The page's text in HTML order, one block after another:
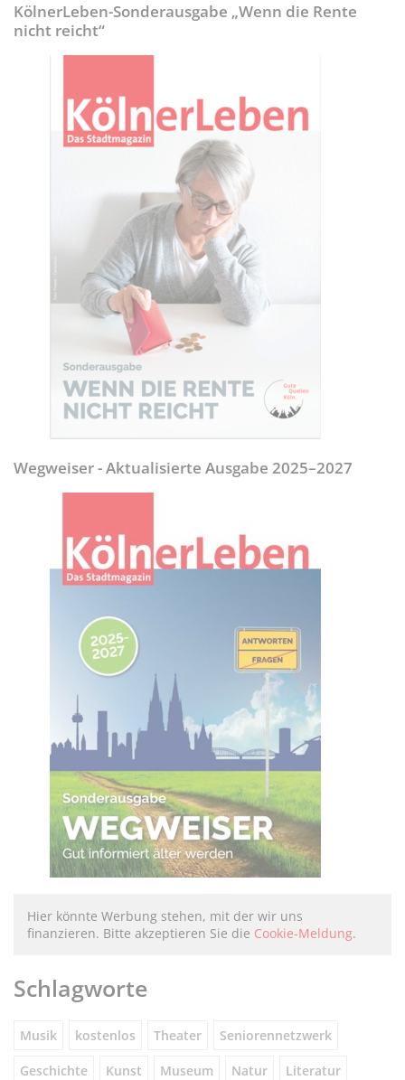
KölnerLeben-Sonderausgabe „Wenn die Rente
nicht reicht“
Wegweiser - Aktualisierte Ausgabe 2025–2027
Hier könnte Werbung stehen, mit der wir uns
finanzieren. Bitte akzeptieren Sie die Cookie-Meldung.
Schlagworte
Musik kostenlos Theater Seniorennetzwerk
Geschichte Kunst Museum Natur Literatur